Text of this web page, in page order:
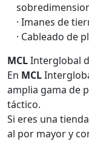
· Imanes de
· Cableado de
MCLInterglobal
En MCL
amplia gama de
táctico.
Si eres una
al por mayor y